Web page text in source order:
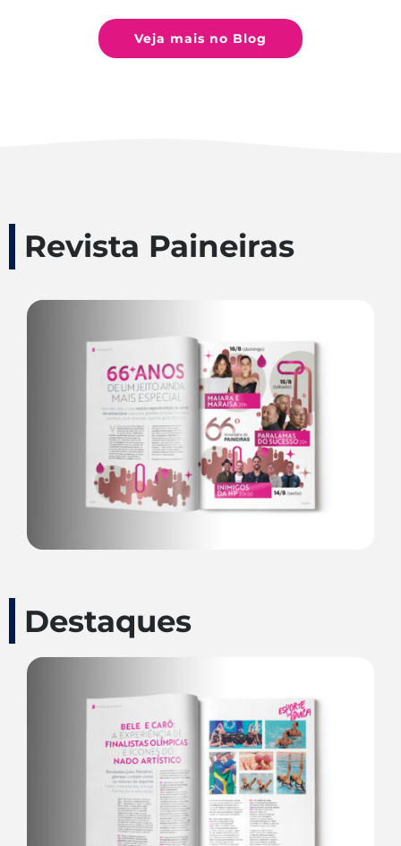
Veja mais no Blog
Revista Paineiras
Destaques